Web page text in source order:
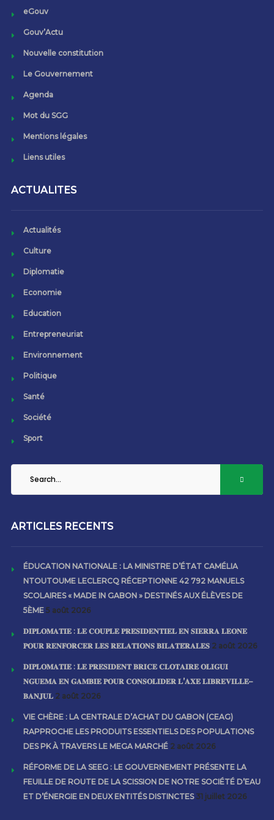
eGouv
Gouv’Actu
Nouvelle constitution
Le Gouvernement
Agenda
Mot du SGG
Mentions légales
Liens utiles
ACTUALITES
Actualités
Culture
Diplomatie
Economie
Education
Entrepreneuriat
Environnement
Politique
Santé
Société
Sport
ARTICLES RECENTS
ÉDUCATION NATIONALE : LA MINISTRE D’ÉTAT CAMÉLIA
NTOUTOUME LECLERCQ RÉCEPTIONNE 42 792 MANUELS
SCOLAIRES « MADE IN GABON » DESTINÉS AUX ÉLÈVES DE
5ÈME 5 août 2026
𝐃𝐈𝐏𝐋𝐎𝐌𝐀𝐓𝐈𝐄 : 𝐋𝐄 𝐂𝐎𝐔𝐏𝐋𝐄 𝐏𝐑𝐄́𝐒𝐈𝐃𝐄𝐍𝐓𝐈𝐄𝐋 𝐄𝐍 𝐒𝐈𝐄𝐑𝐑𝐀 𝐋𝐄𝐎𝐍𝐄
𝐏𝐎𝐔𝐑 𝐑𝐄𝐍𝐅𝐎𝐑𝐂𝐄𝐑 𝐋𝐄𝐒 𝐑𝐄𝐋𝐀𝐓𝐈𝐎𝐍𝐒 𝐁𝐈𝐋𝐀𝐓𝐄́𝐑𝐀𝐋𝐄𝐒 2 août 2026
𝐃𝐈𝐏𝐋𝐎𝐌𝐀𝐓𝐈𝐄 : 𝐋𝐄 𝐏𝐑𝐄́𝐒𝐈𝐃𝐄𝐍𝐓 𝐁𝐑𝐈𝐂𝐄 𝐂𝐋𝐎𝐓𝐀𝐈𝐑𝐄 𝐎𝐋𝐈𝐆𝐔𝐈
𝐍𝐆𝐔𝐄𝐌𝐀 𝐄𝐍 𝐆𝐀𝐌𝐁𝐈𝐄 𝐏𝐎𝐔𝐑 𝐂𝐎𝐍𝐒𝐎𝐋𝐈𝐃𝐄𝐑 𝐋’𝐀𝐗𝐄 𝐋𝐈𝐁𝐑𝐄𝐕𝐈𝐋𝐋𝐄–
𝐁𝐀𝐍𝐉𝐔𝐋 2 août 2026
VIE CHÈRE : LA CENTRALE D’ACHAT DU GABON (CEAG)
RAPPROCHE LES PRODUITS ESSENTIELS DES POPULATIONS
DES PK À TRAVERS LE MEGA MARCHÉ 2 août 2026
RÉFORME DE LA SEEG : LE GOUVERNEMENT PRÉSENTE LA
FEUILLE DE ROUTE DE LA SCISSION DE NOTRE SOCIÉTÉ D’EAU
ET D’ÉNERGIE EN DEUX ENTITÉS DISTINCTES 31 juillet 2026